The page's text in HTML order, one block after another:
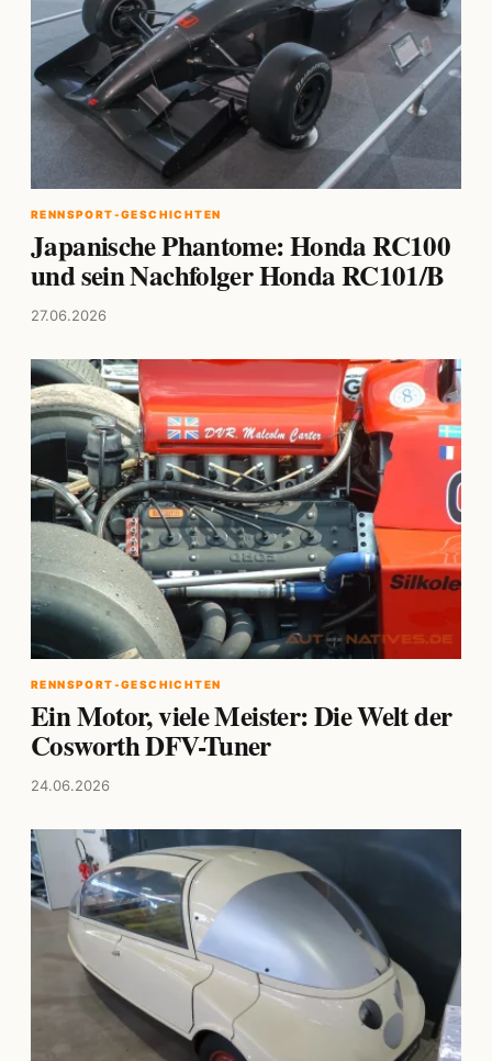
RENNSPORT-GESCHICHTEN
Japanische Phantome: Honda RC100
und sein Nachfolger Honda RC101/B
27.06.2026
RENNSPORT-GESCHICHTEN
Ein Motor, viele Meister: Die Welt der
Cosworth DFV-Tuner
24.06.2026